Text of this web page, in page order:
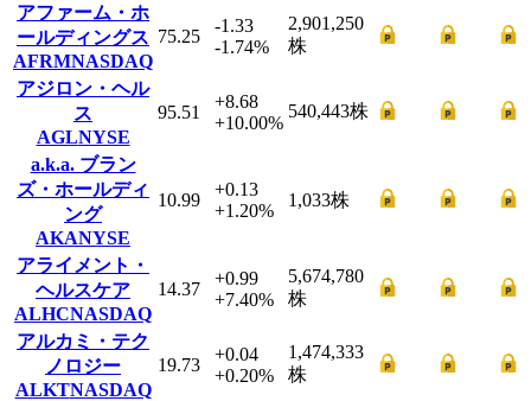
アファーム・ホ
ールディングス
AFRMNASDAQ
75.25
-1.33
-1.74%
2,901,250
株
アジロン・ヘル
ス
AGLNYSE
95.51
+8.68
+10.00%
540,443株
a.k.a. ブラン
ズ・ホールディ
ング
AKANYSE
10.99
+0.13
+1.20%
1,033株
アライメント・
ヘルスケア
ALHCNASDAQ
14.37
+0.99
+7.40%
5,674,780
株
アルカミ・テク
ノロジー
ALKTNASDAQ
19.73
+0.04
+0.20%
1,474,333
株